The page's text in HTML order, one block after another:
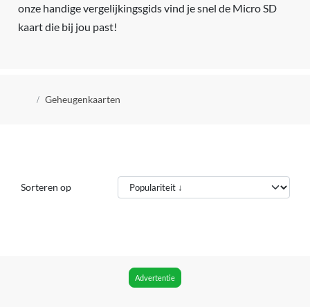
onze handige vergelijkingsgids vind je snel de Micro SD
kaart die bij jou past!
Kruimelpad
Geheugenkaarten
Sorteren op
Advertentie